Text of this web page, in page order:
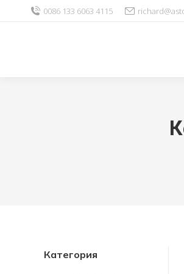
0086 133 6063 4115
Категория